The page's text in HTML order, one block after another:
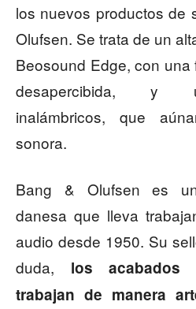
los nuevos productos de
Olufsen. Se trata de un
Beosound Edge, con
desapercibida, y
inalámbricos, que
sonora.
Bang & Olufsen es
danesa que lleva
audio desde 1950. Su
duda, los acabados
trabajan de manera